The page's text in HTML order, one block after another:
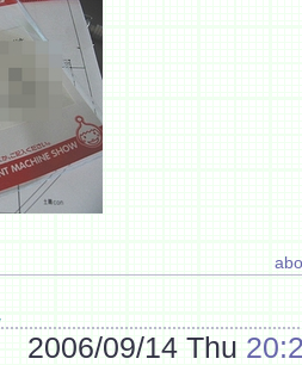
2006/09/14 Thu